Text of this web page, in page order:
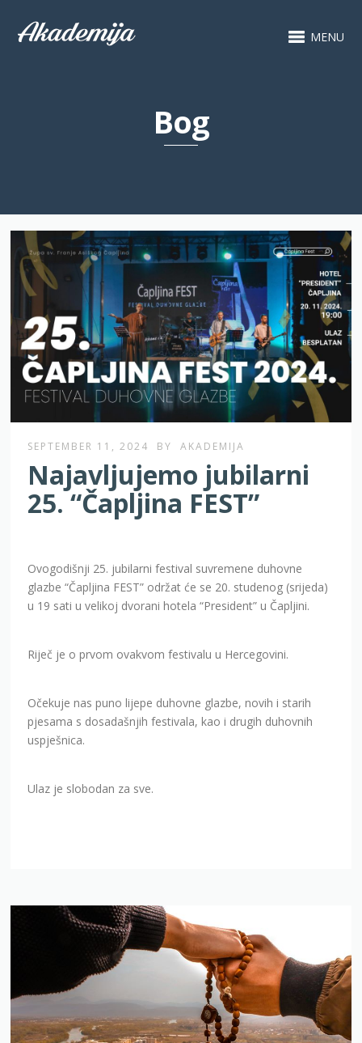
MENU
Bog
SEPTEMBER 11, 2024 BY AKADEMIJA
Najavljujemo jubilarni
25. “Čapljina FEST”
Ovogodišnji 25. jubilarni festival suvremene duhovne
glazbe “Čapljina FEST” održat će se 20. studenog (srijeda)
u 19 sati u velikoj dvorani hotela “President” u Čapljini.
Riječ je o prvom ovakvom festivalu u Hercegovini.
Očekuje nas puno lijepe duhovne glazbe, novih i starih
pjesama s dosadašnjih festivala, kao i drugih duhovnih
uspješnica.
Ulaz je slobodan za sve.